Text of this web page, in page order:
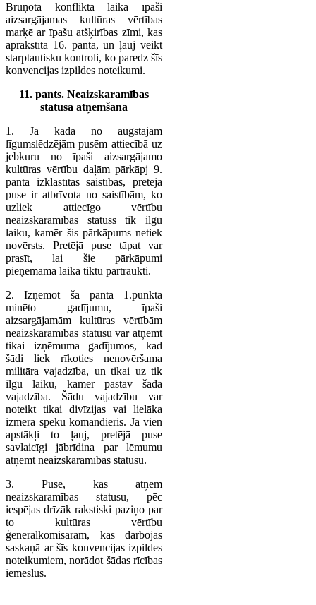
Bruņota konflikta laikā īpaši
aizsargājamas kultūras vērtības
marķē ar īpašu atšķirības zīmi, kas
aprakstīta 16. pantā, un ļauj veikt
starptautisku kontroli, ko paredz šīs
konvencijas izpildes noteikumi.
11. pants. Neaizskaramības
statusa atņemšana
1. Ja kāda no augstajām
līgumslēdzējām pusēm attiecībā uz
jebkuru no īpaši aizsargājamo
kultūras vērtību daļām pārkāpj 9.
pantā izklāstītās saistības, pretējā
puse ir atbrīvota no saistībām, ko
uzliek attiecīgo vērtību
neaizskaramības statuss tik ilgu
laiku, kamēr šis pārkāpums netiek
novērsts. Pretējā puse tāpat var
prasīt, lai šie pārkāpumi
pieņemamā laikā tiktu pārtraukti.
2. Izņemot šā panta 1.punktā
minēto gadījumu, īpaši
aizsargājamām kultūras vērtībām
neaizskaramības statusu var atņemt
tikai izņēmuma gadījumos, kad
šādi liek rīkoties nenovēršama
militāra vajadzība, un tikai uz tik
ilgu laiku, kamēr pastāv šāda
vajadzība. Šādu vajadzību var
noteikt tikai divīzijas vai lielāka
izmēra spēku komandieris. Ja vien
apstākļi to ļauj, pretējā puse
savlaicīgi jābrīdina par lēmumu
atņemt neaizskaramības statusu.
3. Puse, kas atņem
neaizskaramības statusu, pēc
iespējas drīzāk rakstiski paziņo par
to kultūras vērtību
ģenerālkomisāram, kas darbojas
saskaņā ar šīs konvencijas izpildes
noteikumiem, norādot šādas rīcības
iemeslus.